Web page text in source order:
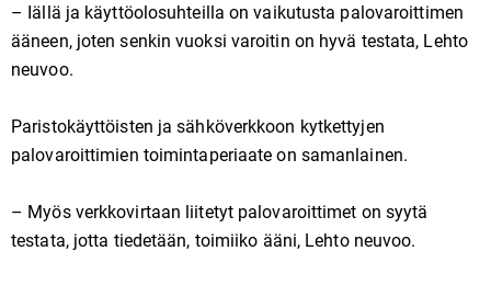
– Iällä ja käyttöolosuhteilla on vaikutusta palovaroittimen
ääneen, joten senkin vuoksi varoitin on hyvä testata, Lehto
neuvoo.
Paristokäyttöisten ja sähköverkkoon kytkettyjen
palovaroittimien toimintaperiaate on samanlainen.
– Myös verkkovirtaan liitetyt palovaroittimet on syytä
testata, jotta tiedetään, toimiiko ääni, Lehto neuvoo.